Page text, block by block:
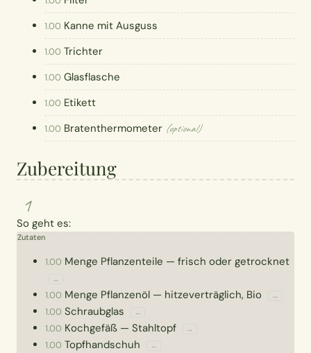
1.00 Kanne mit Ausguss
1.00 Trichter
1.00 Glasflasche
1.00 Etikett
1.00 Bratenthermometer (optional)
Zubereitung
1
So geht es:
Zutaten
1.00 Menge Pflanzenteile — frisch oder getrocknet
↔
1.00 Menge Pflanzenöl — hitzeverträglich, Bio ↔
1.00 Schraubglas ↔
1.00 Kochgefäß — Stahltopf ↔
1.00 Topfhandschuh ↔